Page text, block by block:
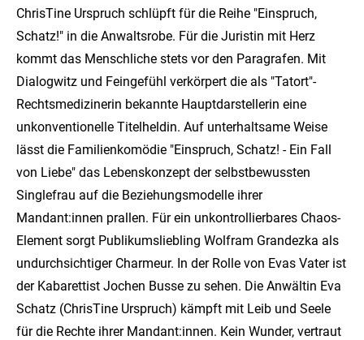
ChrisTine Urspruch schlüpft für die Reihe "Einspruch,
Schatz!" in die Anwaltsrobe. Für die Juristin mit Herz
kommt das Menschliche stets vor den Paragrafen. Mit
Dialogwitz und Feingefühl verkörpert die als "Tatort"-
Rechtsmedizinerin bekannte Hauptdarstellerin eine
unkonventionelle Titelheldin. Auf unterhaltsame Weise
lässt die Familienkomödie "Einspruch, Schatz! - Ein Fall
von Liebe" das Lebenskonzept der selbstbewussten
Singlefrau auf die Beziehungsmodelle ihrer
Mandant:innen prallen. Für ein unkontrollierbares Chaos-
Element sorgt Publikumsliebling Wolfram Grandezka als
undurchsichtiger Charmeur. In der Rolle von Evas Vater ist
der Kabarettist Jochen Busse zu sehen. Die Anwältin Eva
Schatz (ChrisTine Urspruch) kämpft mit Leib und Seele
für die Rechte ihrer Mandant:innen. Kein Wunder, vertraut